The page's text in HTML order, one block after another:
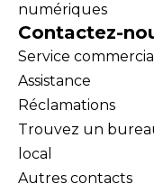
numériques
Contactez-
Service commercial
Assistance
Réclamations
Trouvez un
local
Autres contacts